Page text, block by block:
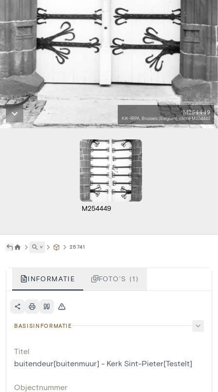
M254449
KIK-IRPA, Brussels (Belgium), cliché M254449
M254449
˅ 25741
INFORMATIE FOTO'S (1)
BASISINFORMATIE
Titel
buitendeur[buitenmuur] - Kerk Sint-Pieter[Testelt]
Objectnummer